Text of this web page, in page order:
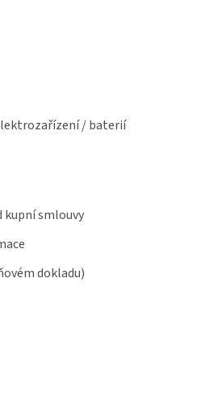
/ baterií
kupní smlouvy
dokladu)